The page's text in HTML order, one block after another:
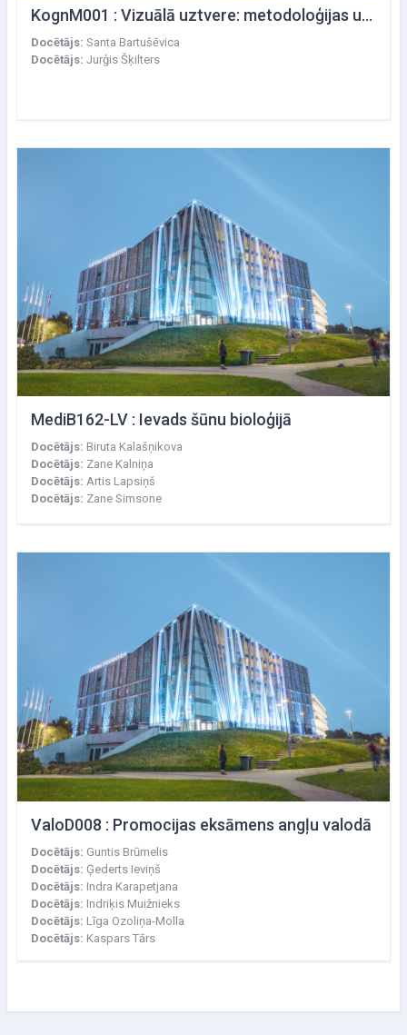
KognM001 : Vizuālā uztvere: metodoloģijas un pieejas
Docētājs: Santa Bartušēvica
Docētājs: Jurģis Šķilters
MediB162-LV : Ievads šūnu bioloģijā
Docētājs: Biruta Kalašņikova
Docētājs: Zane Kalniņa
Docētājs: Artis Lapsiņš
Docētājs: Zane Simsone
ValoD008 : Promocijas eksāmens angļu valodā
Docētājs: Guntis Brūmelis
Docētājs: Ģederts Ieviņš
Docētājs: Indra Karapetjana
Docētājs: Indriķis Muižnieks
Docētājs: Līga Ozoliņa-Molla
Docētājs: Kaspars Tārs